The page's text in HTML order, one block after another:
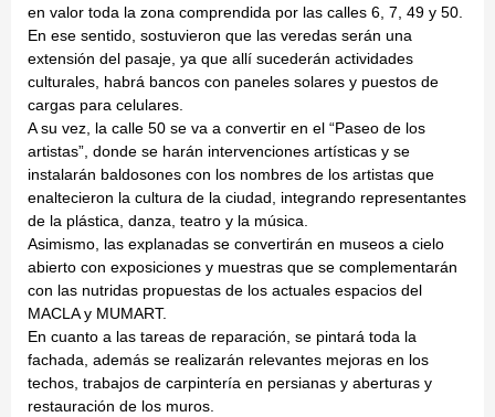
en valor toda la zona comprendida por las calles 6, 7, 49 y 50.
En ese sentido, sostuvieron que las veredas serán una
extensión del pasaje, ya que allí sucederán actividades
culturales, habrá bancos con paneles solares y puestos de
cargas para celulares.
A su vez, la calle 50 se va a convertir en el “Paseo de los
artistas”, donde se harán intervenciones artísticas y se
instalarán baldosones con los nombres de los artistas que
enaltecieron la cultura de la ciudad, integrando representantes
de la plástica, danza, teatro y la música.
Asimismo, las explanadas se convertirán en museos a cielo
abierto con exposiciones y muestras que se complementarán
con las nutridas propuestas de los actuales espacios del
MACLA y MUMART.
En cuanto a las tareas de reparación, se pintará toda la
fachada, además se realizarán relevantes mejoras en los
techos, trabajos de carpintería en persianas y aberturas y
restauración de los muros.